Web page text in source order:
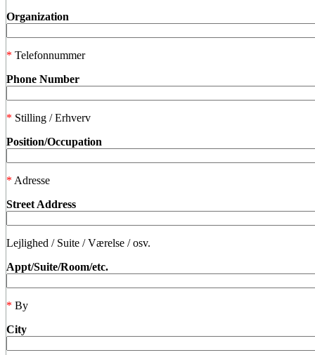
Organization
* Telefonnummer
Phone Number
* Stilling / Erhverv
Position/Occupation
* Adresse
Street Address
Lejlighed / Suite / Værelse / osv.
Appt/Suite/Room/etc.
* By
City